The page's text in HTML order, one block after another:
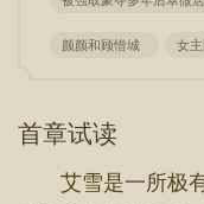
颜颜和顾惜城 女
首章试读
艾雪是一所极